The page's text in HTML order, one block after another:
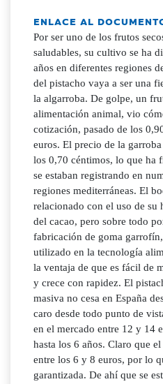
ENLACE AL
Por ser uno de los frutos
saludables, su cultivo se ha
años en diferentes regiones
del pistacho vaya a ser una
la algarroba. De golpe, un
alimentación animal, vio
cotización, pasado de los
euros. El precio de la
los 0,70 céntimos, lo que ha
se estaban registrando en
regiones mediterráneas. El
relacionado con el uso de su
del cacao, pero sobre todo
fabricación de goma garrofín,
utilizado en la tecnología
la ventaja de que es fácil de
y crece con rapidez. El
masiva no cesa en España
caro desde todo punto de
en el mercado entre 12 y 14
hasta los 6 años. Claro que
entre los 6 y 8 euros, por lo
garantizada. De ahí que se